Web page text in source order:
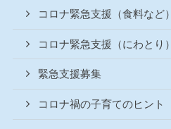
コロナ緊急支援（食料など）
コロナ緊急支援（にわとり）
緊急支援募集
コロナ禍の子育てのヒント